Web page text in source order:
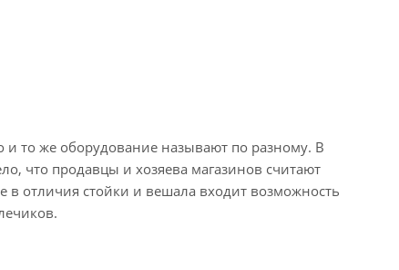
и то же оборудование называют по разному. В
что продавцы и хозяева магазинов считают
в отличия стойки и вешала входит возможность